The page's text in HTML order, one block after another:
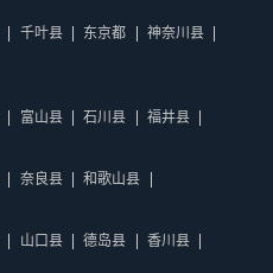
千叶县 东京都
神奈川县
富山县 石川县 福井县
奈良县 和歌山县
山口县 德岛县
香川县